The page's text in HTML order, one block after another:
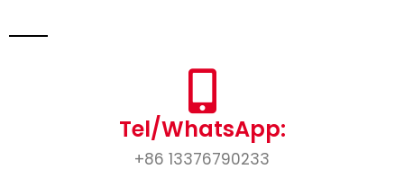
Tel/WhatsApp:
+86 13376790233